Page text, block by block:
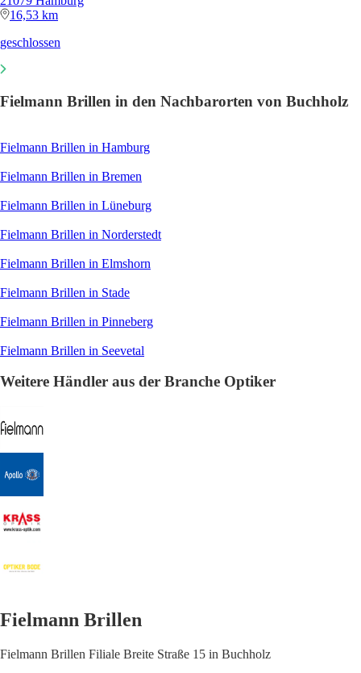
16,53 km
geschlossen
Fielmann Brillen in den Nachbarorten von Buchholz
Fielmann Brillen in Hamburg
Fielmann Brillen in Bremen
Fielmann Brillen in Lüneburg
Fielmann Brillen in Norderstedt
Fielmann Brillen in Elmshorn
Fielmann Brillen in Stade
Fielmann Brillen in Pinneberg
Fielmann Brillen in Seevetal
Weitere Händler aus der Branche Optiker
Fielmann Brillen
Fielmann Brillen Filiale Breite Straße 15 in Buchholz